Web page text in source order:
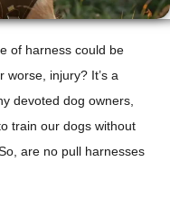
of harness could be
injury? It’s a
devoted dog owners,
train our dogs without
are no pull harnesses